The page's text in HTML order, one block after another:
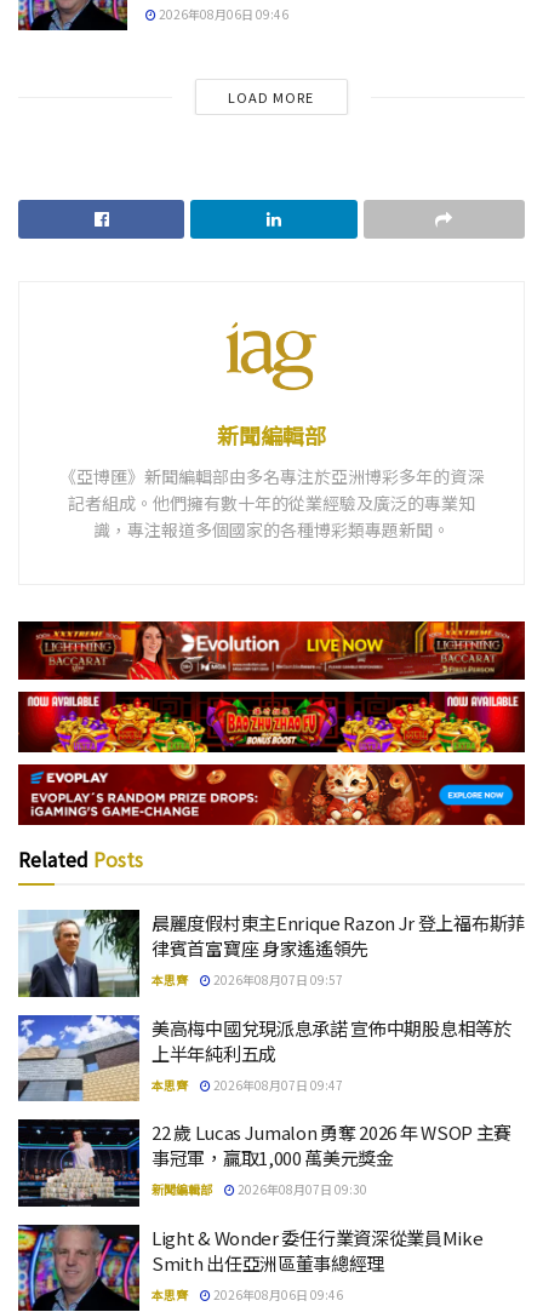
2026年08月06日 09:46
LOAD MORE
新聞編輯部
《亞博匯》新聞編輯部由多名專注於亞洲博彩多年的資深
記者組成。他們擁有數十年的從業經驗及廣泛的專業知
識，專注報道多個國家的各種博彩類專題新聞。
Related Posts
晨麗度假村東主Enrique Razon Jr 登上福布斯菲
律賓首富寶座 身家遙遙領先
本思齊 2026年08月07日 09:57
美高梅中國兌現派息承諾 宣佈中期股息相等於
上半年純利五成
本思齊 2026年08月07日 09:47
22 歲 Lucas Jumalon 勇奪 2026 年 WSOP 主賽
事冠軍，贏取1,000 萬美元獎金
新聞編輯部 2026年08月07日 09:30
Light & Wonder 委任行業資深從業員Mike
Smith 出任亞洲區董事總經理
本思齊 2026年08月06日 09:46